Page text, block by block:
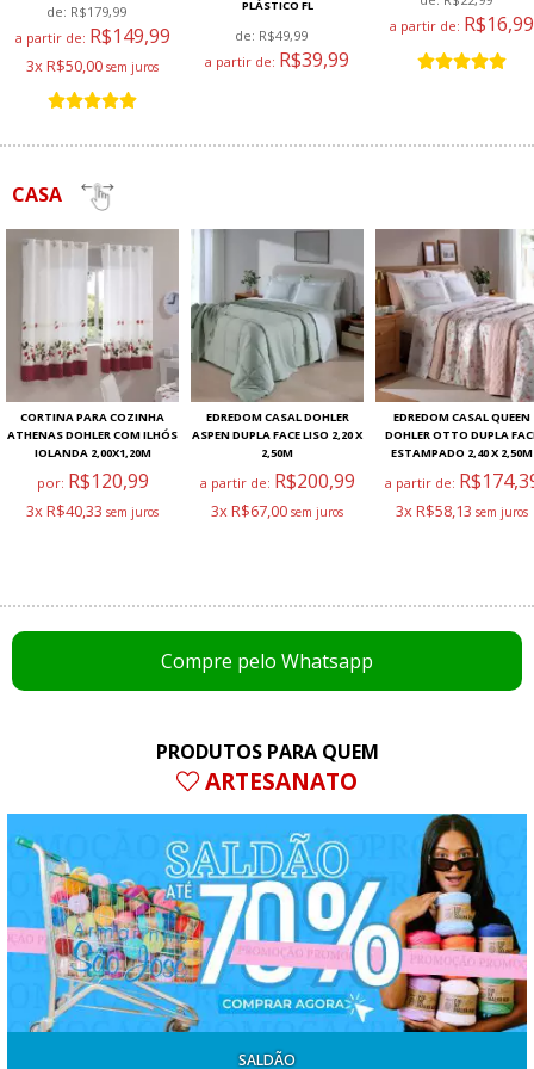
de: R$179,99
a partir de: R$149,99
3x R$50,00
PLÁSTICO FL
de: R$49,99
a partir de: R$39,99
a partir de: R$16,99
CASA
CORTINA PARA COZINHA
ATHENAS DOHLER COM ILHÓS
IOLANDA 2,00X1,20M
por: R$120,99
3x R$40,33
EDREDOM CASAL DOHLER
ASPEN DUPLA FACE LISO 2,20 X
2,50M
a partir de: R$200,99
3x R$67,00
EDREDOM CASAL QUEEN
DOHLER OTTO DUPLA
ESTAMPADO 2,40 X 2,50M
a partir de:
3x R$58,13
Compre pelo Whatsapp
PRODUTOS PARA QUEM
ARTESANATO
SALDÃO